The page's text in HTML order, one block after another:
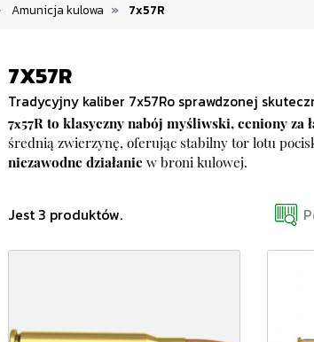
Amunicja kulowa 7x57R
7X57R
Tradycyjny kaliber 7x57Ro sprawdzonej
7x57R to klasyczny nabój myśliwski, ceniony za
średnią zwierzynę, oferując stabilny tor lotu
niezawodne działanie w broni kulowej.
Jest 3 produktów.